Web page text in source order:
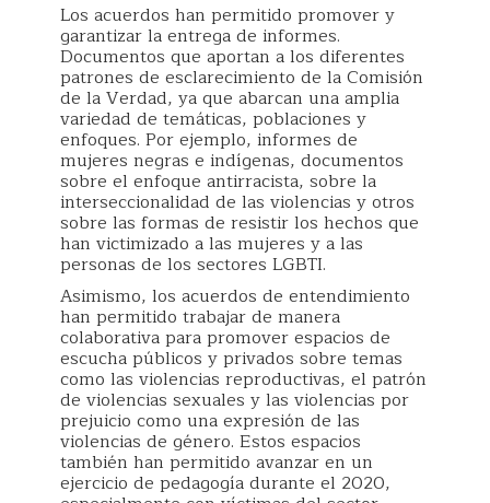
Los acuerdos han permitido promover y
garantizar la entrega de informes.
Documentos que aportan a los diferentes
patrones de esclarecimiento de la Comisión
de la Verdad, ya que abarcan una amplia
variedad de temáticas, poblaciones y
enfoques. Por ejemplo, informes de
mujeres negras e indígenas, documentos
sobre el enfoque antirracista, sobre la
interseccionalidad de las violencias y otros
sobre las formas de resistir los hechos que
han victimizado a las mujeres y a las
personas de los sectores LGBTI.
Asimismo, los acuerdos de entendimiento
han permitido trabajar de manera
colaborativa para promover espacios de
escucha públicos y privados sobre temas
como las violencias reproductivas, el patrón
de violencias sexuales y las violencias por
prejuicio como una expresión de las
violencias de género. Estos espacios
también han permitido avanzar en un
ejercicio de pedagogía durante el 2020,